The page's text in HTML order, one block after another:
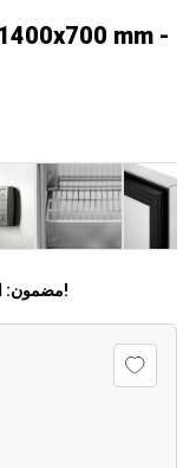
مضمون: اطلب قبل الساعة 12 ظهرًا للشحن الفوري!